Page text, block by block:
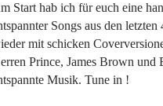
(Rhythm Scholar Bigger And
(RDM Version)
Water (Mo Horizons Radiomix)
Boogaloo (Mo Ho Restyle)
Start hab ich für euch eine
Songs aus den
mit schicken
Prince, James Brown
Musik. Tune in !